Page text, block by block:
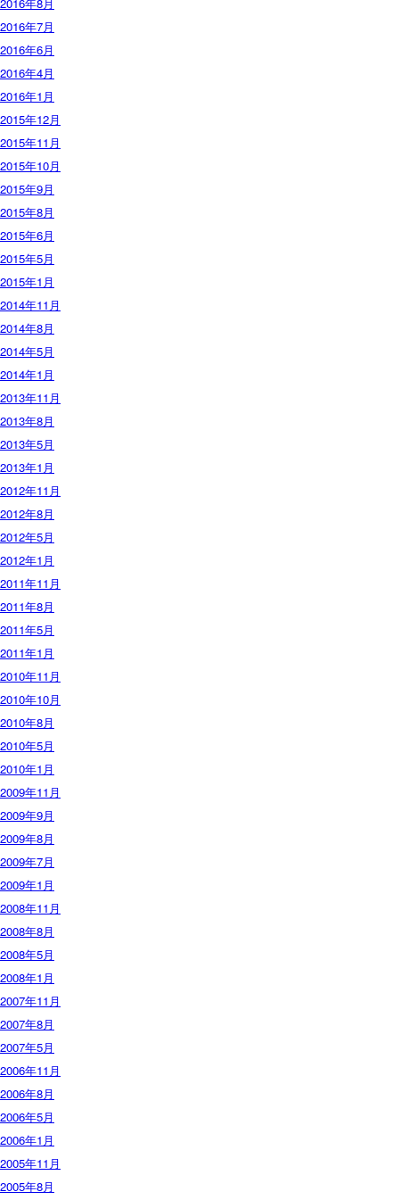
2016年7月
2016年6月
2016年4月
2016年1月
2015年12月
2015年11月
2015年10月
2015年9月
2015年8月
2015年6月
2015年5月
2015年1月
2014年11月
2014年8月
2014年5月
2014年1月
2013年11月
2013年8月
2013年5月
2013年1月
2012年11月
2012年8月
2012年5月
2012年1月
2011年11月
2011年8月
2011年5月
2011年1月
2010年11月
2010年10月
2010年8月
2010年5月
2010年1月
2009年11月
2009年9月
2009年8月
2009年7月
2009年1月
2008年11月
2008年8月
2008年5月
2008年1月
2007年11月
2007年8月
2007年5月
2006年11月
2006年8月
2006年5月
2006年1月
2005年11月
2005年8月